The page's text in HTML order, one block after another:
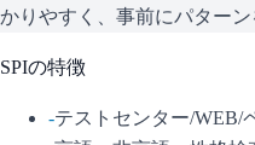
かりやすく、事前にパター
SPIの特徴
-テストセンター/WEB/